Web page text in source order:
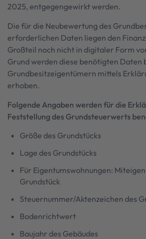
2025, entgegengewirkt werden.
Die für die Neubewertung des
erforderlichen Daten liegen den
Großteil noch nicht in digitaler Form
Grund werden diese benötigten Daten
Grundbesitzeigentümern mittels
erhoben.
Folgende Angaben werden für die
Feststellung des Grundsteuerwerts
Größe des Grundstücks
Lage des Grundstücks
Für Eigentumswohnungen:
Grundstück
Steuernummer/Aktenzeichen des
Bodenrichtwert
Baujahr des Gebäudes